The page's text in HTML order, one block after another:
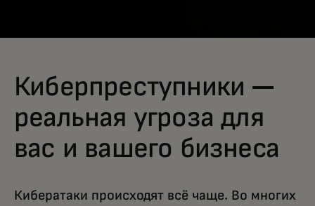
Киберпреступники —
реальная угроза для
вас и вашего бизнеса
Кибератаки происходят всё чаще. Во многих